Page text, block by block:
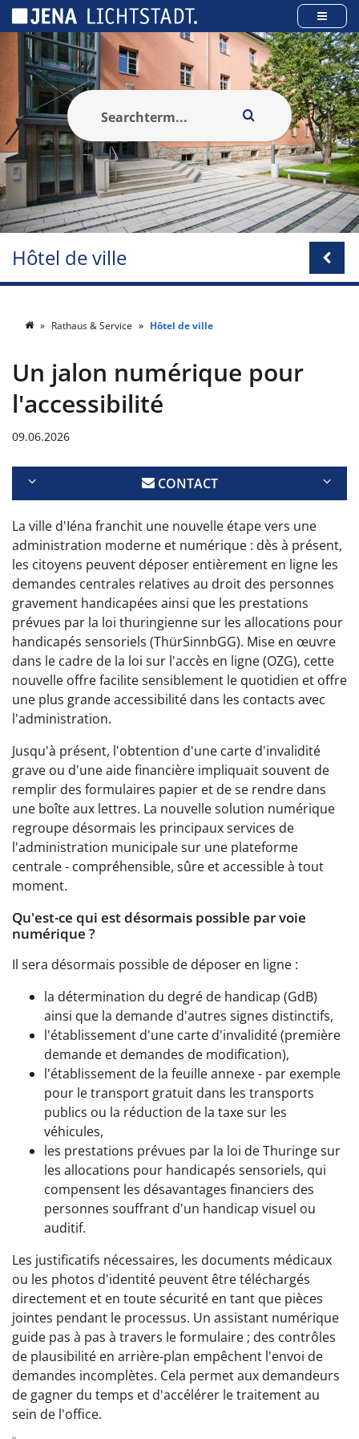
Hôtel de ville
Rathaus & Service Hôtel de ville
Un jalon numérique pour
l'accessibilité
09.06.2026
CONTACT
La ville d'Iéna franchit une nouvelle étape vers une
administration moderne et numérique : dès à présent,
les citoyens peuvent déposer entièrement en ligne les
demandes centrales relatives au droit des personnes
gravement handicapées ainsi que les prestations
prévues par la loi thuringienne sur les allocations pour
handicapés sensoriels (ThürSinnbGG). Mise en œuvre
dans le cadre de la loi sur l'accès en ligne (OZG), cette
nouvelle offre facilite sensiblement le quotidien et offre
une plus grande accessibilité dans les contacts avec
l'administration.
Jusqu'à présent, l'obtention d'une carte d'invalidité
grave ou d'une aide financière impliquait souvent de
remplir des formulaires papier et de se rendre dans
une boîte aux lettres. La nouvelle solution numérique
regroupe désormais les principaux services de
l'administration municipale sur une plateforme
centrale - compréhensible, sûre et accessible à tout
moment.
Qu'est-ce qui est désormais possible par voie
numérique ?
Il sera désormais possible de déposer en ligne :
la détermination du degré de handicap (GdB)
ainsi que la demande d'autres signes distinctifs,
l'établissement d'une carte d'invalidité (première
demande et demandes de modification),
l'établissement de la feuille annexe - par exemple
pour le transport gratuit dans les transports
publics ou la réduction de la taxe sur les
véhicules,
les prestations prévues par la loi de Thuringe sur
les allocations pour handicapés sensoriels, qui
compensent les désavantages financiers des
personnes souffrant d'un handicap visuel ou
auditif.
Les justificatifs nécessaires, les documents médicaux
ou les photos d'identité peuvent être téléchargés
directement et en toute sécurité en tant que pièces
jointes pendant le processus. Un assistant numérique
guide pas à pas à travers le formulaire ; des contrôles
de plausibilité en arrière-plan empêchent l'envoi de
demandes incomplètes. Cela permet aux demandeurs
de gagner du temps et d'accélérer le traitement au
sein de l'office.
Panneau de gestion des cookies